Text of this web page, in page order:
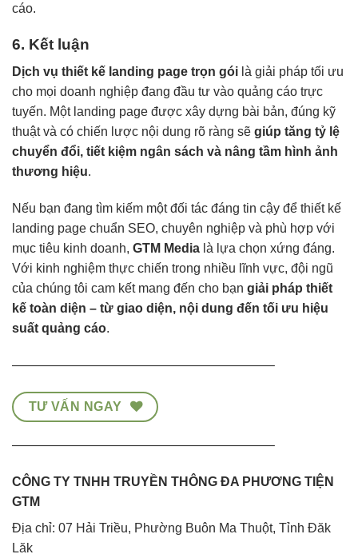
cáo.
6. Kết luận
Dịch vụ thiết kế landing page trọn gói là giải pháp tối ưu
cho mọi doanh nghiệp đang đầu tư vào quảng cáo trực
tuyến. Một landing page được xây dựng bài bản, đúng kỹ
thuật và có chiến lược nội dung rõ ràng sẽ giúp tăng tỷ lệ
chuyển đổi, tiết kiệm ngân sách và nâng tầm hình ảnh
thương hiệu.
Nếu bạn đang tìm kiếm một đối tác đáng tin cậy để thiết kế
landing page chuẩn SEO, chuyên nghiệp và phù hợp với
mục tiêu kinh doanh, GTM Media là lựa chọn xứng đáng.
Với kinh nghiệm thực chiến trong nhiều lĩnh vực, đội ngũ
của chúng tôi cam kết mang đến cho bạn giải pháp thiết
kế toàn diện – từ giao diện, nội dung đến tối ưu hiệu
suất quảng cáo.
————————————————————–
TƯ VẤN NGAY
————————————————————–
CÔNG TY TNHH TRUYỀN THÔNG ĐA PHƯƠNG TIỆN
GTM
Địa chỉ: 07 Hải Triều, Phường Buôn Ma Thuột, Tỉnh Đăk
Lăk